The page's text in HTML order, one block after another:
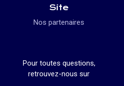
Site
Nos partenaires
Pour toutes questions,
retrouvez-nous sur